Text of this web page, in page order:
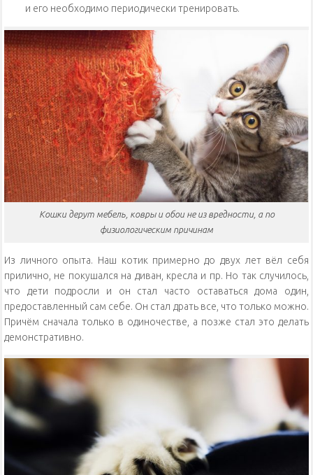
и его необходимо периодически тренировать.
Кошки дерут мебель, ковры и обои не из вредности, а по
физиологическим причинам
Из личного опыта. Наш котик примерно до двух лет вёл себя
прилично, не покушался на диван, кресла и пр. Но так случилось,
что дети подросли и он стал часто оставаться дома один,
предоставленный сам себе. Он стал драть все, что только можно.
Причём сначала только в одиночестве, а позже стал это делать
демонстративно.